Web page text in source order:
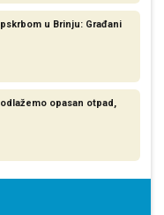
u Brinju: Građani
opasan otpad,